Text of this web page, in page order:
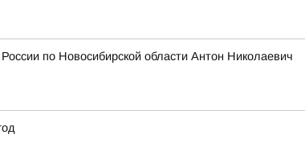
по Новосибирской области Антон Николаевич